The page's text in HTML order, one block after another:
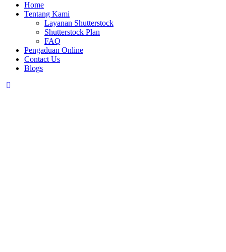
Home
Tentang Kami
Layanan Shutterstock
Shutterstock Plan
FAQ
Pengaduan Online
Contact Us
Blogs